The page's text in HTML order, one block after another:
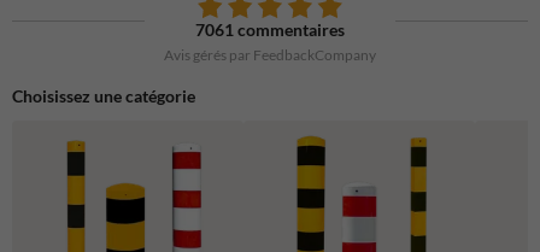
7061 commentaires
Avis gérés par FeedbackCompany
Choisissez une catégorie